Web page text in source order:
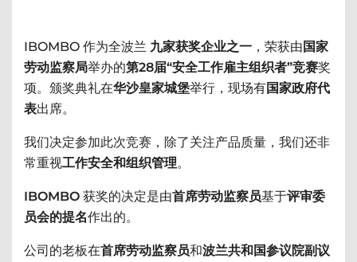
IBOMBO 作为全波兰 九家获奖企业之一 ，荣获由 国家
劳动监察局举办的第28届“安全工作雇主组织者”竞赛奖
项。颁奖典礼在华沙皇家城堡举行，现场有国家政府代
表出席。
我们决定参加此次竞赛，除了关注产品质量，我们还非
常重视工作安全和组织管理。
IBOMBO 获奖的决定是由首席劳动监察员基于评审委
员会的提名作出的。
公司的老板在首席劳动监察员和波兰共和国参议院副议